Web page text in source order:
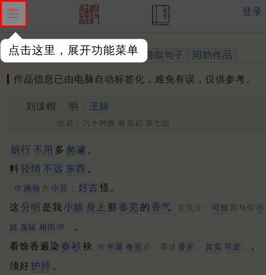
点击这里，展开功能菜单
登录
作品 标注四声 出处、引用 相似句子 同韵作品
作品信息已由电脑自动标签化，难免有误，仅供参考。
刘泼帽 明 · 王錂
出处：六十种曲 春芜记 第七出
娘行 不用 多 匆遽 。
料 轻绡 不远 东西 。
作 拂袖 介 小旦 ： 好古 怪。
这 分明 是我 小姐 身上 那 春芜 的 香气 生笑介： 可知 我与你 小
姐 臭味 相同 哩。
。
看馀香遍染 春衫 袂 作 半露 春芜 介：看这 香罗 其实 可爱
。
须好 护持 。